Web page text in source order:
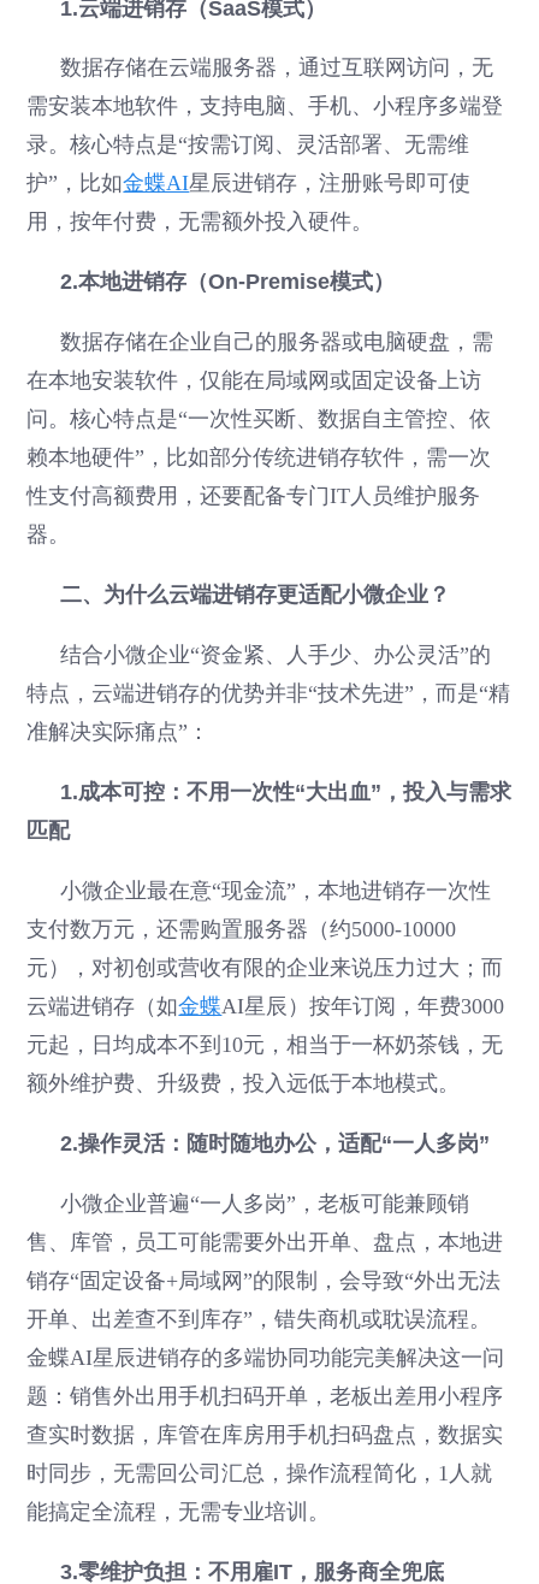
1.云端进销存（SaaS模式）
数据存储在云端服务器，通过互联网访问，无
需安装本地软件，支持电脑、手机、小程序多端登
录。核心特点是“按需订阅、灵活部署、无需维
护”，比如金蝶AI星辰进销存，注册账号即可使
用，按年付费，无需额外投入硬件。
2.本地进销存（On-Premise模式）
数据存储在企业自己的服务器或电脑硬盘，需
在本地安装软件，仅能在局域网或固定设备上访
问。核心特点是“一次性买断、数据自主管控、依
赖本地硬件”，比如部分传统进销存软件，需一次
性支付高额费用，还要配备专门IT人员维护服务
器。
二、为什么云端进销存更适配小微企业？
结合小微企业“资金紧、人手少、办公灵活”的
特点，云端进销存的优势并非“技术先进”，而是“精
准解决实际痛点”：
1.成本可控：不用一次性“大出血”，投入与需求
匹配
小微企业最在意“现金流”，本地进销存一次性
支付数万元，还需购置服务器（约5000-10000
元），对初创或营收有限的企业来说压力过大；而
云端进销存（如金蝶AI星辰）按年订阅，年费3000
元起，日均成本不到10元，相当于一杯奶茶钱，无
额外维护费、升级费，投入远低于本地模式。
2.操作灵活：随时随地办公，适配“一人多岗”
小微企业普遍“一人多岗”，老板可能兼顾销
售、库管，员工可能需要外出开单、盘点，本地进
销存“固定设备+局域网”的限制，会导致“外出无法
开单、出差查不到库存”，错失商机或耽误流程。
金蝶AI星辰进销存的多端协同功能完美解决这一问
题：销售外出用手机扫码开单，老板出差用小程序
查实时数据，库管在库房用手机扫码盘点，数据实
时同步，无需回公司汇总，操作流程简化，1人就
能搞定全流程，无需专业培训。
3.零维护负担：不用雇IT，服务商全兜底